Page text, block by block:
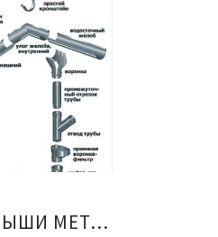
ВОДОСТОКИ ДЛЯ КРЫШИ МЕТАЛЛИЧЕСКИЕ